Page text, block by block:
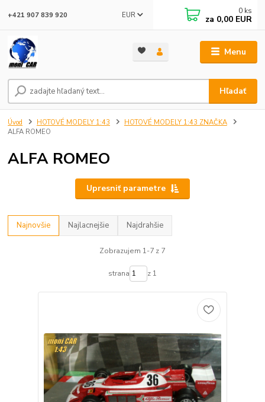
Menu
EUR
Hľadať
+421 907 839 920 0 ks
za 0,00 EUR
Úvod HOTOVÉ MODELY 1:43
HOTOVÉ MODELY 1:43 ZNAČKA
ALFA ROMEO
ALFA ROMEO
Upresniť parametre
Najnovšie Najlacnejšie Najdrahšie
Zobrazujem 1-7 z 7
strana z 1